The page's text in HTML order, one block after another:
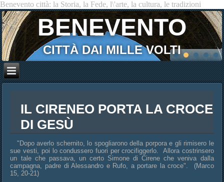
Benevento città: la Storia, la Fede, l\'arte, la cultura, le tradizioni
BENEVENTO
CITTÀ DAI MILLE VOLTI
IL CIRENEO PORTA LA CROCE
DI GESÙ
"Dopo averlo schernito, lo spogliarono della porpora e gli rimisero le
sue vesti, poi lo condussero fuori per crocifiggerlo. Allora costrinsero
un tale che passava, un certo Simone di Cirene che veniva dalla
campagna, padre di Alessandro e Rufo, a portare la croce". (Marco
15, 20-21)